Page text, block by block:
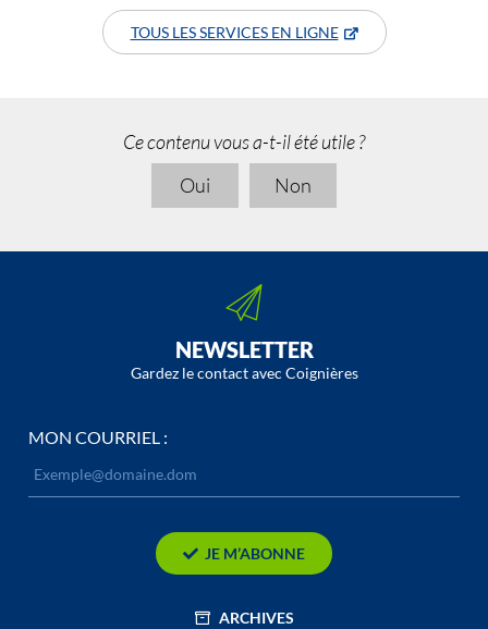
TOUS LES SERVICES EN LIGNE
Ce contenu vous a-t-il été utile ?
Oui
Non
NEWSLETTER
Gardez le contact avec Coignières
MON COURRIEL :
JE M’ABONNE
ARCHIVES